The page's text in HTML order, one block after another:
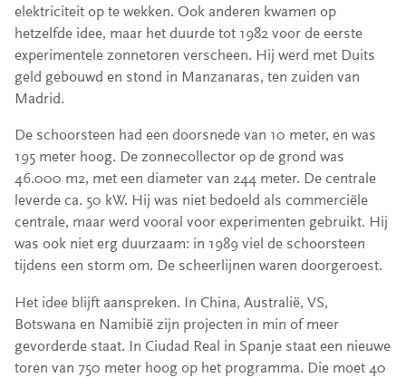
elektriciteit op te wekken. Ook anderen kwamen op
hetzelfde idee, maar het duurde tot 1982 voor de eerste
experimentele zonnetoren verscheen. Hij werd met Duits
geld gebouwd en stond in Manzanaras, ten zuiden van
Madrid.
De schoorsteen had een doorsnede van 10 meter, en was
195 meter hoog. De zonnecollector op de grond was
46.000 m2, met een diameter van 244 meter. De centrale
leverde ca. 50 kW. Hij was niet bedoeld als commerciële
centrale, maar werd vooral voor experimenten gebruikt. Hij
was ook niet erg duurzaam: in 1989 viel de schoorsteen
tijdens een storm om. De scheerlijnen waren doorgeroest.
Het idee blijft aanspreken. In China, Australië, VS,
Botswana en Namibië zijn projecten in min of meer
gevorderde staat. In Ciudad Real in Spanje staat een nieuwe
toren van 750 meter hoog op het programma. Die moet 40